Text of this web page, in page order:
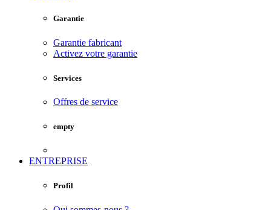
Garantie
Garantie fabricant
Activez votre garantie
Services
Offres de service
empty
ENTREPRISE
Profil